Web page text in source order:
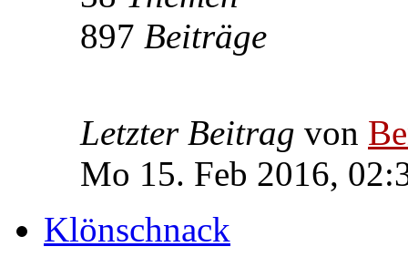
897 Beiträge
Letzter Beitrag von
Mo 15. Feb 2016,
Klönschnack